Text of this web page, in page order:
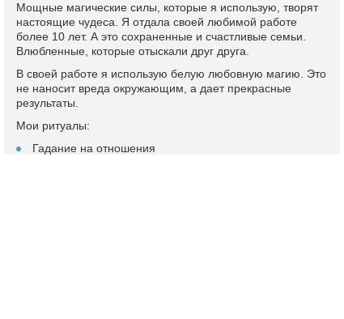
Мощные магические силы, которые я использую, творят
настоящие чудеса. Я отдала своей любимой работе
более 10 лет. А это сохраненные и счастливые семьи.
Влюбленные, которые отыскали друг друга.
В своей работе я использую белую любовную магию. Это
не наносит вреда окружающим, а дает прекрасные
результаты.
Мои ритуалы:
Гадание на отношения